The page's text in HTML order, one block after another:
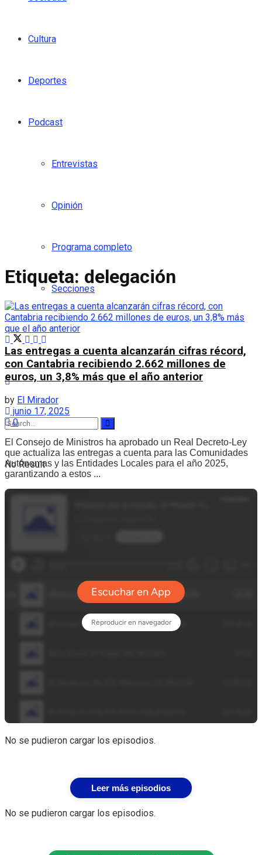
Cultura
Deportes
Podcast
Entrevistas
Opinión
Programa completo
Secciones
No Result
Etiqueta: delegación
Las entregas a cuenta alcanzarán cifras récord,
con Cantabria recibiendo 2.662 millones de
euros, un 3,8% más que el año anterior
by El Mirador
junio 17, 2025
0
El Consejo de Ministros ha aprobado un Real Decreto-Ley
que actualiza las entregas a cuenta para las Comunidades
Autónomas y las Entidades Locales para el año 2025,
garantizando a estos ...
No se pudieron cargar los episodios.
Leer más episodios
No se pudieron cargar los episodios.